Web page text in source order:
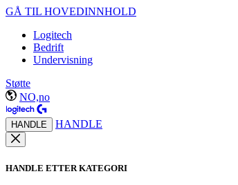
GÅ TIL HOVEDINNHOLD
Logitech
Bedrift
Undervisning
Støtte
NO,no
HANDLE HANDLE
HANDLE ETTER KATEGORI